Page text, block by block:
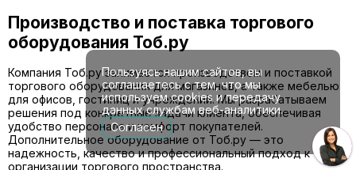
Производство и поставка торгового
оборудования Тоб.ру
Компания Тоб.ру занимается производством и поставкой
торгового оборудования для магазинов, а также мебелью
для офисов, гостиниц и учреждений. Мы разрабатываем
решения под конкретные задачи клиента, обеспечивая
удобство персонала и комфорт покупателей.
Дополнительное оборудование от Тоб.ру — это
надежность, качество и профессиональный подход к
организации торгового пространства.
Пользуясь нашим сайтов, вы
соглашаетесь с тем, что мы
используем cookies и передачу
данных службам веб-аналитики.
Согласен